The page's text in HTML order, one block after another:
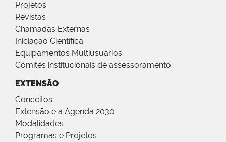
Projetos
Revistas
Chamadas Externas
Iniciação Científica
Equipamentos Multiusuários
Comitês institucionais de assessoramento
EXTENSÃO
Conceitos
Extensão e a Agenda 2030
Modalidades
Programas e Projetos